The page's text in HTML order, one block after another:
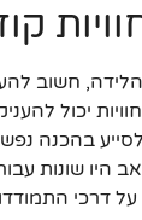
חשוב
יכול
בהכנה
שונות
דרכי